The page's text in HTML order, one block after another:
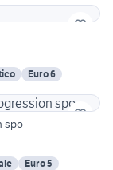
Euro 6
spo
Euro 5